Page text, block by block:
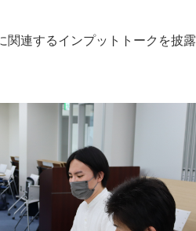
連するインプットトークを披露